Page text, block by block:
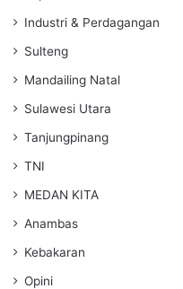
Industri & Perdagangan
Sulteng
Mandailing Natal
Sulawesi Utara
Tanjungpinang
TNI
MEDAN KITA
Anambas
Kebakaran
Opini